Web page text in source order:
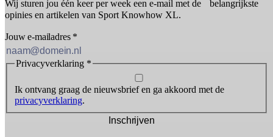
Wij sturen jou één keer per week een e-mail met de belangrijkste
opinies en artikelen van Sport Knowhow XL.
Jouw e-mailadres *
Privacyverklaring *
Ik ontvang graag de nieuwsbrief en ga akkoord met de
privacyverklaring.
Inschrijven